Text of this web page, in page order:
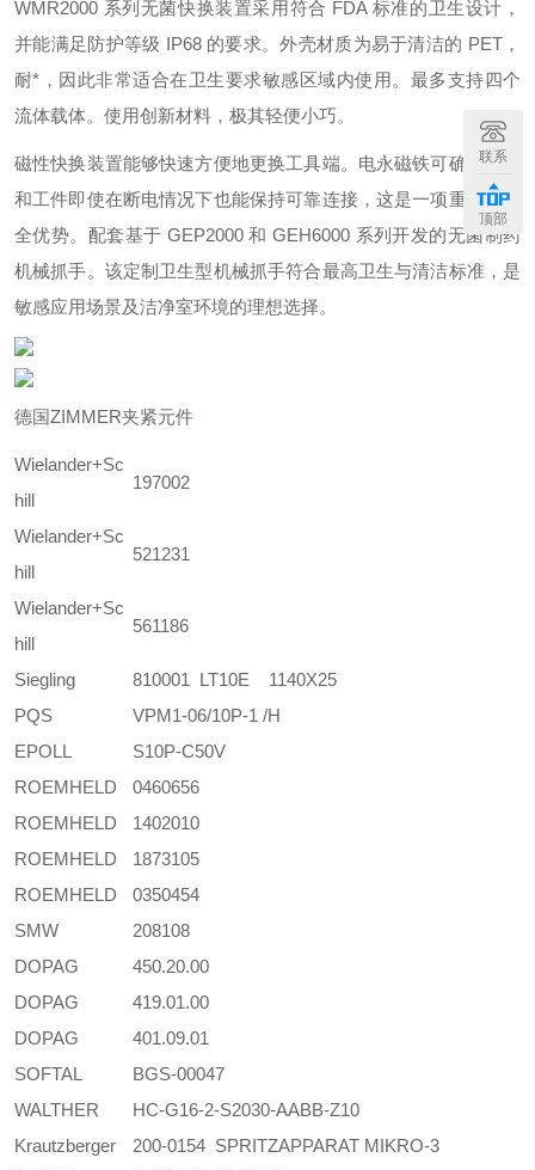
WMR2000 系列无菌快换装置采用符合 FDA 标准的卫生设计，
并能满足防护等级 IP68 的要求。外壳材质为易于清洁的 PET，
耐*，因此非常适合在卫生要求敏感区域内使用。最多支持四个
流体载体。使用创新材料，极其轻便小巧。
磁性快换装置能够快速方便地更换工具端。电永磁铁可确保工具
和工件即使在断电情况下也能保持可靠连接，这是一项重要的安
全优势。配套基于 GEP2000 和 GEH6000 系列开发的无菌制药
机械抓手。该定制卫生型机械抓手符合最高卫生与清洁标准，是
敏感应用场景及洁净室环境的理想选择。
德国ZIMMER夹紧元件
Wielander+Sc
hill
197002
Wielander+Sc
hill
521231
Wielander+Sc
hill
561186
Siegling
810001 LT10E 1140X25
PQS
VPM1-06/10P-1 /H
EPOLL
S10P-C50V
ROEMHELD
0460656
ROEMHELD
1402010
ROEMHELD
1873105
ROEMHELD
0350454
SMW
208108
DOPAG
450.20.00
DOPAG
419.01.00
DOPAG
401.09.01
SOFTAL
BGS-00047
WALTHER
HC-G16-2-S2030-AABB-Z10
Krautzberger
200-0154 SPRITZAPPARAT MIKRO-3
联系
顶部